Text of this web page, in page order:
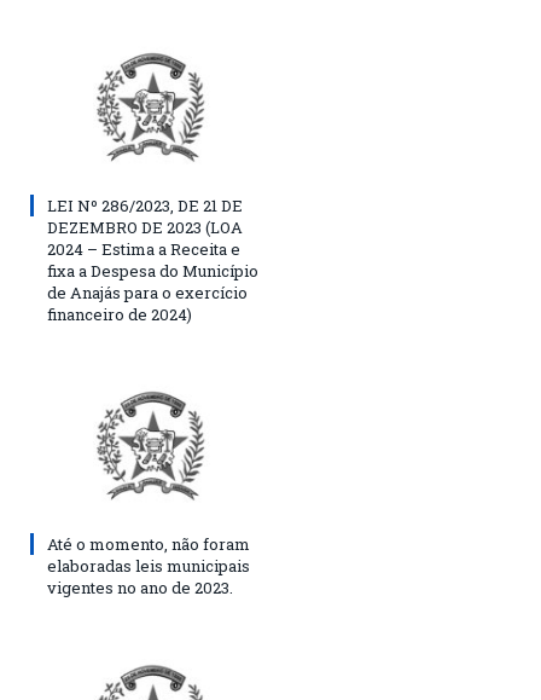
LEI Nº 286/2023, DE 21 DE
DEZEMBRO DE 2023 (LOA
2024 – Estima a Receita e
fixa a Despesa do Município
de Anajás para o exercício
financeiro de 2024)
Até o momento, não foram
elaboradas leis municipais
vigentes no ano de 2023.